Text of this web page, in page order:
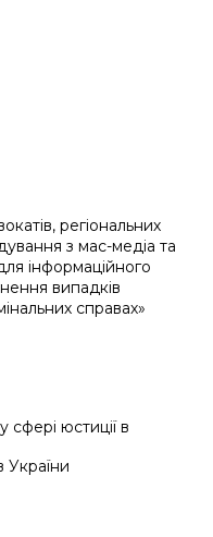
регіональних
з мас-медіа та
інформаційного
випадків
справах»
юстиції в
України